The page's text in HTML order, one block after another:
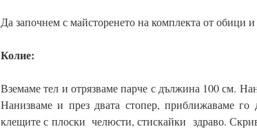
Да започнем с майсторенето на комплекта от обици и
Колие:
Вземаме тел и отрязваме парче с дължина 100 см.
Нанизваме и през двата стопер, приближаваме го
клещите с плоски челюсти, стискайки здраво.